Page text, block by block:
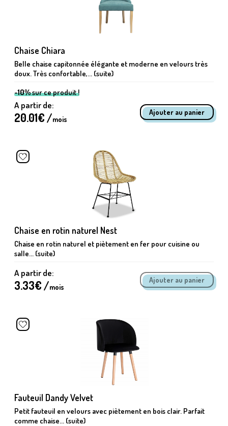
Chaise Chiara
Belle chaise capitonnée élégante et moderne en velours très
doux. Très confortable,... (suite)
-10%sur ce produit !
A partir de:
20.01€ /mois
Chaise en rotin naturel Nest
Chaise en rotin naturel et piètement en fer pour cuisine ou
salle... (suite)
A partir de:
3.33€ /mois
Fauteuil Dandy Velvet
Petit fauteuil en velours avec piètement en bois clair. Parfait
comme chaise... (suite)